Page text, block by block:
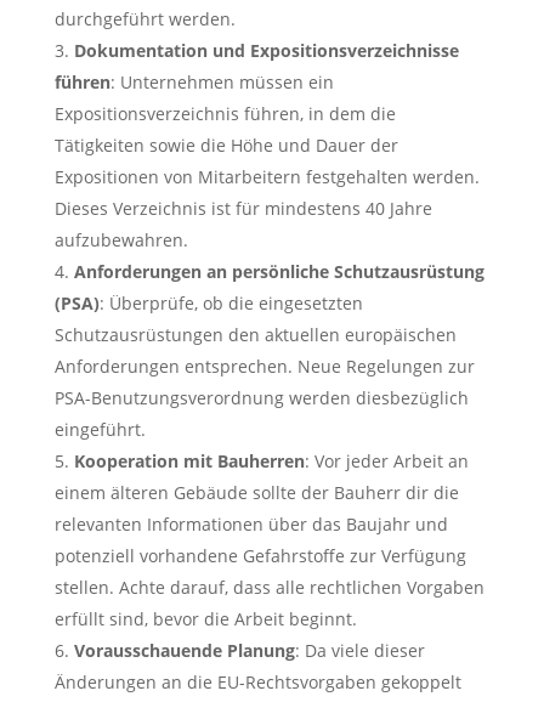
durchgeführt werden.
Dokumentation und Expositionsverzeichnisse
führen: Unternehmen müssen ein
Expositionsverzeichnis führen, in dem die
Tätigkeiten sowie die Höhe und Dauer der
Expositionen von Mitarbeitern festgehalten werden.
Dieses Verzeichnis ist für mindestens 40 Jahre
aufzubewahren.
Anforderungen an persönliche Schutzausrüstung
(PSA): Überprüfe, ob die eingesetzten
Schutzausrüstungen den aktuellen europäischen
Anforderungen entsprechen. Neue Regelungen zur
PSA-Benutzungsverordnung werden diesbezüglich
eingeführt.
Kooperation mit Bauherren: Vor jeder Arbeit an
einem älteren Gebäude sollte der Bauherr dir die
relevanten Informationen über das Baujahr und
potenziell vorhandene Gefahrstoffe zur Verfügung
stellen. Achte darauf, dass alle rechtlichen Vorgaben
erfüllt sind, bevor die Arbeit beginnt.
Vorausschauende Planung: Da viele dieser
Änderungen an die EU-Rechtsvorgaben gekoppelt